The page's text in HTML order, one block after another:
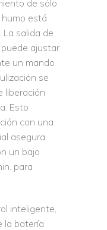
de sólo
está
salida de
puede ajustar
un mando
se
liberación
Esto
con una
asegura
un bajo
para
inteligente,
la batería